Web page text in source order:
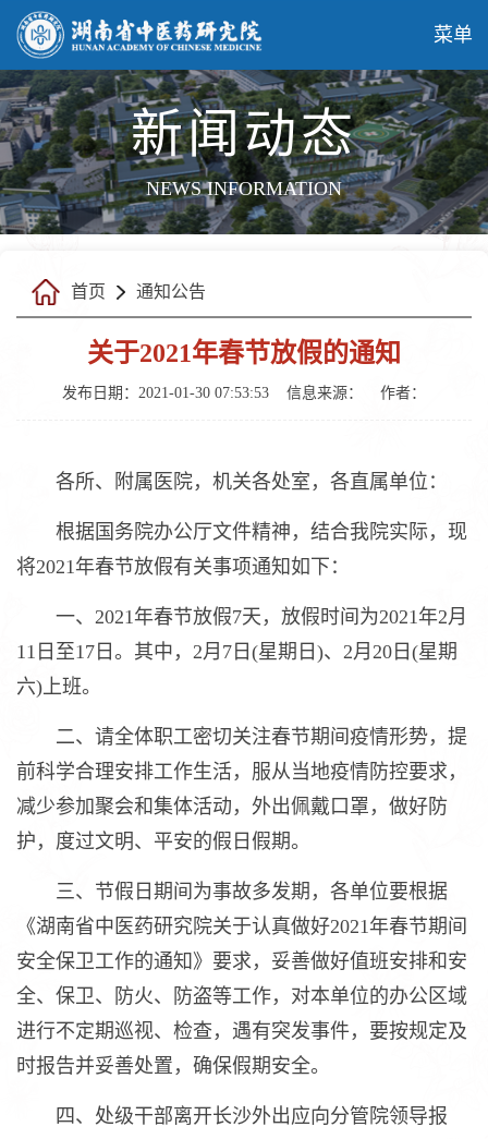
菜单
新闻动态
NEWS INFORMATION
首页 通知公告
关于2021年春节放假的通知
发布日期：2021-01-30 07:53:53 信息来源： 作者：
各所、附属医院，机关各处室，各直属单位：
根据国务院办公厅文件精神，结合我院实际，现
将2021年春节放假有关事项通知如下：
一、2021年春节放假7天，放假时间为2021年2月
11日至17日。其中，2月7日(星期日)、2月20日(星期
六)上班。
二、请全体职工密切关注春节期间疫情形势，提
前科学合理安排工作生活，服从当地疫情防控要求，
减少参加聚会和集体活动，外出佩戴口罩，做好防
护，度过文明、平安的假日假期。
三、节假日期间为事故多发期，各单位要根据
《湖南省中医药研究院关于认真做好2021年春节期间
安全保卫工作的通知》要求，妥善做好值班安排和安
全、保卫、防火、防盗等工作，对本单位的办公区域
进行不定期巡视、检查，遇有突发事件，要按规定及
时报告并妥善处置，确保假期安全。
四、处级干部离开长沙外出应向分管院领导报